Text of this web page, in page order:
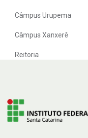
Câmpus Urupema
Câmpus Xanxerê
Reitoria